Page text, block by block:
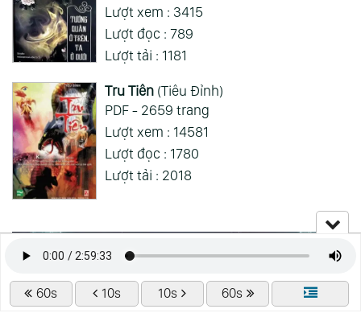
60s 10s 10s 60s
Lượt xem : 3415
Lượt đọc : 789
Lượt tải : 1181
Tru Tiên(Tiêu Đỉnh)
PDF - 2659 trang
Lượt xem : 14581
Lượt đọc : 1780
Lượt tải : 2018